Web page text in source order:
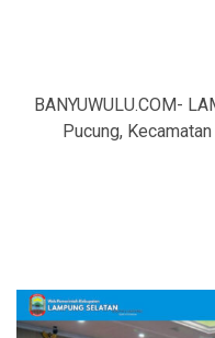
BANYUWULU.COM-
Pucung,